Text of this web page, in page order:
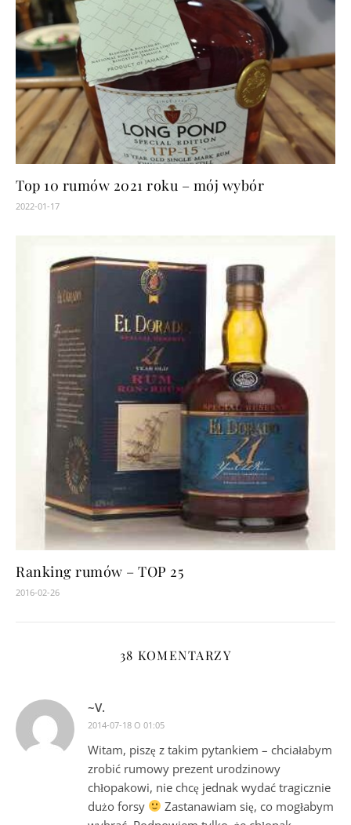
Top 10 rumów 2021 roku – mój wybór
2022-01-17
Ranking rumów – TOP 25
2016-02-26
38 KOMENTARZY
~V.
2014-07-18 O 01:05
Witam, piszę z takim pytankiem – chciałabym
zrobić rumowy prezent urodzinowy
chłopakowi, nie chcę jednak wydać tragicznie
dużo forsy
Zastanawiam się, co mogłabym